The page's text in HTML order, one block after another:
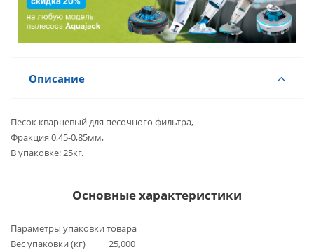
Описание
Песок кварцевый для песочного фильтра,
Фракция 0,45-0,85мм,
В упаковке: 25кг.
Основные характеристики
Параметры упаковки товара
Вес упаковки (кг)
25,000